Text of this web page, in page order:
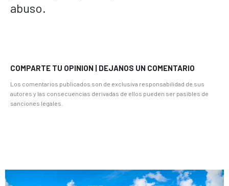
abuso.
COMPARTE TU OPINION | DEJANOS UN COMENTARIO
Los comentarios publicados son de exclusiva responsabilidad de sus
autores y las consecuencias derivadas de ellos pueden ser pasibles de
sanciones legales.